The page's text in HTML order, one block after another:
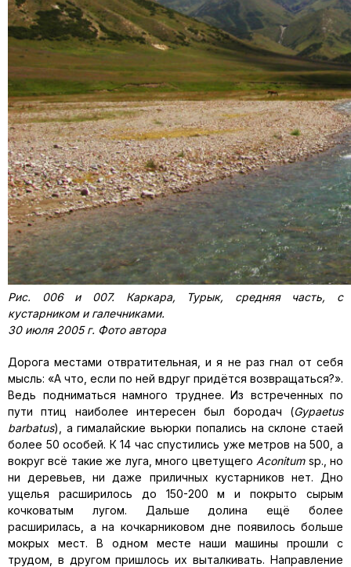
Рис. 006 и 007. Каркара, Турык, средняя часть, с
кустарником и галечниками.
30 июля 2005 г. Фото автора
Дорога местами отвратительная, и я не раз гнал от себя
мысль: «А что, если по ней вдруг придётся возвращаться?».
Ведь подниматься намного труднее. Из встреченных по
пути птиц наиболее интересен был бородач (Gypaetus
barbatus), а гималайские вьюрки попались на склоне стаей
более 50 особей. К 14 час спустились уже метров на 500, а
вокруг всё такие же луга, много цветущего Aconitumsp., но
ни деревьев, ни даже приличных кустарников нет. Дно
ущелья расширилось до 150-200 м и покрыто сырым
кочковатым лугом. Дальше долина ещё более
расширилась, а на кочкарниковом дне появилось больше
мокрых мест. В одном месте наши машины прошли с
трудом, в другом пришлось их выталкивать. Направление